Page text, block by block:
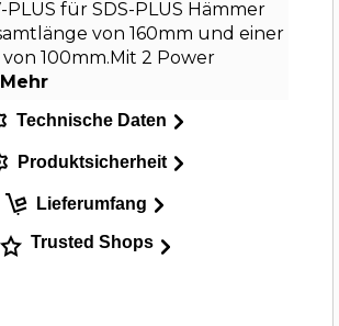
PLUS für SDS-PLUS Hämmer
von 160mm und einer
100mm.Mit 2 Power
Mehr
Technische Daten
Produktsicherheit
Lieferumfang
Trusted Shops